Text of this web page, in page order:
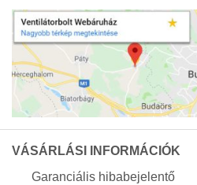
VÁSÁRLÁSI INFORMÁCIÓK
Garanciális hibabejelentő